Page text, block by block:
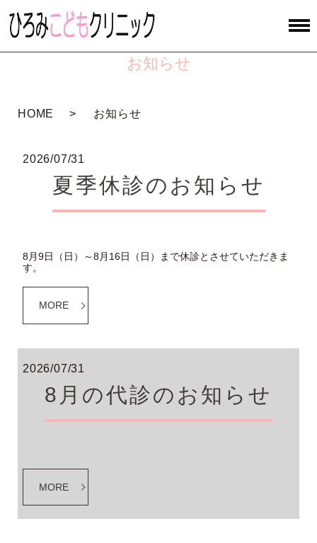
お知らせ
HOME お知らせ
2026/07/31
夏季休診のお知らせ
8月9日（日）～8月16日（日）まで休診とさせていただきま
す。
MORE
2026/07/31
8月の代診のお知らせ
MORE